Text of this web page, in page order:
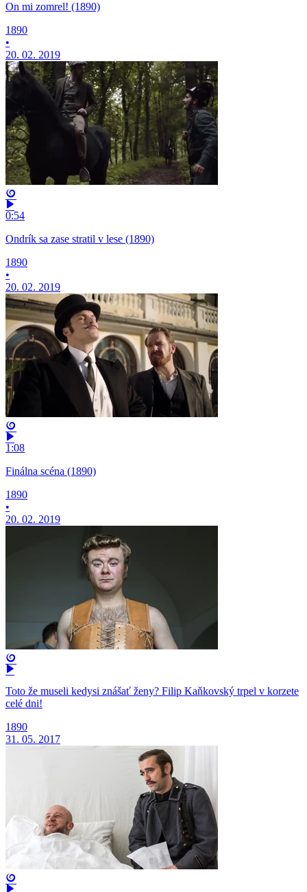
On mi zomrel! (1890)
1890
•
20. 02. 2019
0:54
Ondrík sa zase stratil v lese (1890)
1890
•
20. 02. 2019
1:08
Finálna scéna (1890)
1890
•
20. 02. 2019
Toto že museli kedysi znášať ženy? Filip Kaňkovský trpel v korzete
celé dni!
1890
31. 05. 2017